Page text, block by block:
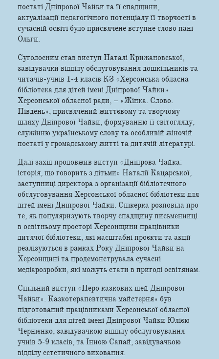
постаті Дніпрової Чайки та її спадщини,
актуалізації педагогічного потенціалу її творчості в
сучасній освіті було присвячене вступне слово пані
Ольги.
Суголосним став виступ Наталі Крижановської,
завідувачки відділу обслуговування дошкільників та
читачів-учнів 1-4 класів КЗ «Херсонська обласна
бібліотека для дітей імені Дніпрової Чайки»
Херсонської обласної ради, – «Жінка. Слово.
Південь», присвячений життєвому та творчому
шляху Дніпрової Чайки, формуванню її світогляду,
служінню українському слову та особливій жіночій
постаті у громадському житті та дитячій літературі.
Далі захід продовжив виступ «Дніпрова Чайка:
історія, що говорить з дітьми» Наталії Кацарської,
заступниці директора з організації бібліотечного
обслуговування Херсонської обласної бібліотеки для
дітей імені Дніпрової Чайки. Спікерка розповіла про
те, як популяризують творчу спадщину письменниці
в освітньому просторі Херсонщини працівники
дитячої бібліотеки, які масштабні проєкти та акції
реалізуються в рамках Року Дніпрової Чайки на
Херсонщині та продемонструвала сучасні
медіарозробки, які можуть стати в пригоді освітянам.
Спільний виступ «Перо казкових ідей Дніпрової
Чайки». Казкотерапевтична майстерня» був
підготований працівниками Херсонської обласної
бібліотеки для дітей імені Дніпрової Чайки Юлією
Чернієнко, завідувачкою відділу обслуговування
учнів 5-9 класів, та Інною Сапай, завідувачкою
відділу естетичного виховання.